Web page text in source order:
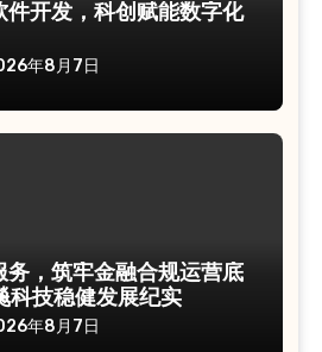
件开发，科创赋能数字化
年8月7日
务，筑牢金融合规运营底
技稳健发展纪实
年8月7日